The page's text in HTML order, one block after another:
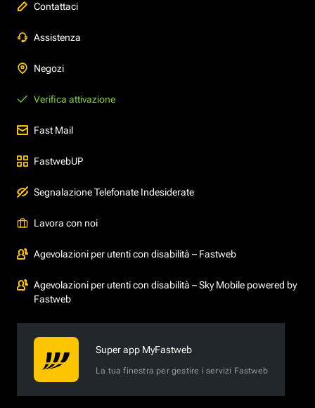
Contattaci
Assistenza
Negozi
Verifica attivazione
Fast Mail
FastwebUP
Segnalazione Telefonate Indesiderate
Lavora con noi
Agevolazioni per utenti con disabilità – Fastweb
Agevolazioni per utenti con disabilità – Sky Mobile powered by
Fastweb
Super app MyFastweb
La tua finestra per gestire i servizi Fastweb